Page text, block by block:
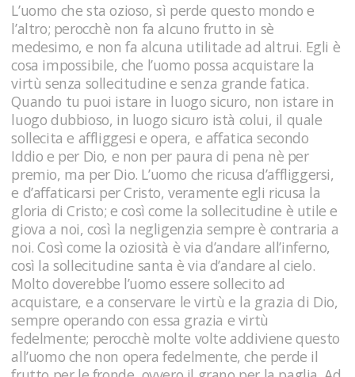
L’uomo che sta ozioso, sì perde questo mondo e
l’altro; perocchè non fa alcuno frutto in sè
medesimo, e non fa alcuna utilitade ad altrui. Egli è
cosa impossibile, che l’uomo possa acquistare la
virtù senza sollecitudine e senza grande fatica.
Quando tu puoi istare in luogo sicuro, non istare in
luogo dubbioso, in luogo sicuro istà colui, il quale
sollecita e affliggesi e opera, e affatica secondo
Iddio e per Dio, e non per paura di pena nè per
premio, ma per Dio. L’uomo che ricusa d’affliggersi,
e d’affaticarsi per Cristo, veramente egli ricusa la
gloria di Cristo; e così come la sollecitudine è utile e
giova a noi, così la negligenzia sempre è contraria a
noi. Così come la oziosità è via d’andare all’inferno,
così la sollecitudine santa è via d’andare al cielo.
Molto doverebbe l’uomo essere sollecito ad
acquistare, e a conservare le virtù e la grazia di Dio,
sempre operando con essa grazia e virtù
fedelmente; perocchè molte volte addiviene questo
all’uomo che non opera fedelmente, che perde il